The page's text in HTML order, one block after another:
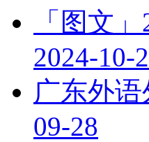
「图文
2024-10-
广东外
09-28